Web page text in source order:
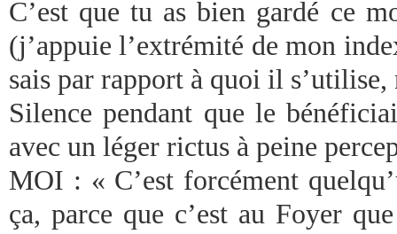
C’est que tu as bien gardé ce
(j’appuie l’extrémité de mon
sais par rapport à quoi il s’utilise,
Silence pendant que le
avec un léger rictus à peine
MOI : « C’est forcément
ça, parce que c’est au Foyer